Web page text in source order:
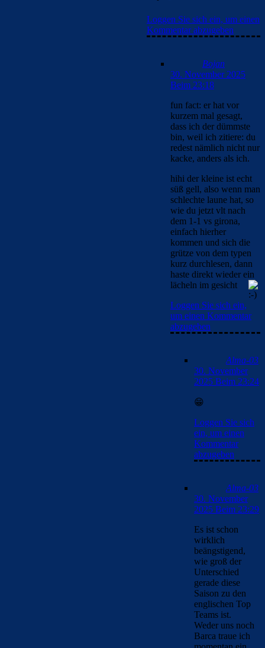
😁
ein, um einen
Kommentar
abzugeben
30. November
2025 Beim 23:29
Es ist schon
wirklich
beängstigend,
Unterschied
gerade diese
Saison zu den
englischen Top
Teams ist.
Weder uns noch
Barca traue ich
momentan ein
Big Game zu
dominant zu
gewinnen,
geschweige den
CL Titel zu
holen.
Das macht den
nicht gerade zu
einen Meilenstein
momentan.
Glückwunsch
Tabellenführung.
Loggen Sie sich
ein, um einen
Kommentar
1. Dezember
2025 Beim 7:26
Als
Außenstehender
kann ich dir nur
zustimmen:
FC_Barcelona1
ist ein ganz
„Lustiger“. Hat
keine Ahnung
aber dicke
Backen machen
und wenn er
nicht weiter